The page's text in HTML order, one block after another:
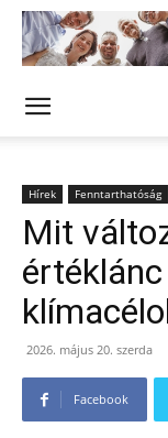
Hírek Fenntarthatóság
Mit
2026. május 20. szerda
Facebook